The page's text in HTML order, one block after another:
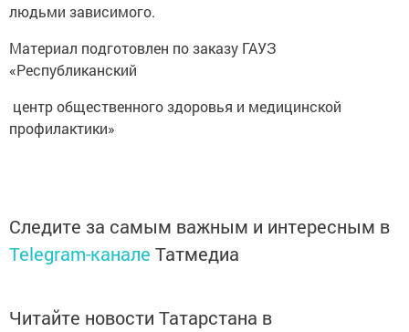
людьми зависимого.
Материал подготовлен по заказу ГАУЗ
«Республиканский
центр общественного здоровья и медицинской
профилактики»
Следите за самым важным и интересным в
Telegram-канале Татмедиа
Читайте новости Татарстана в